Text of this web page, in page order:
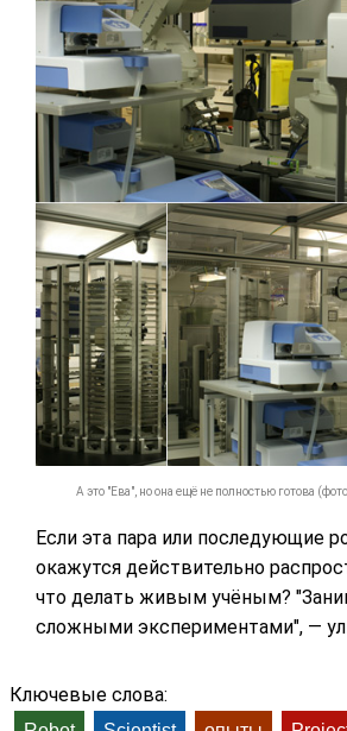
А это "Ева", но она ещё не полностью готова
Если эта пара или последующие
окажутся действительно
что делать живым учёным?
сложными экспериментами", —
Ключевые слова: